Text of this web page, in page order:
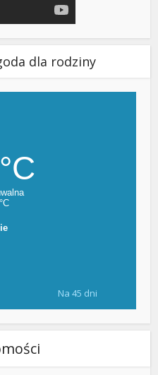
dla rodziny
Na 45 dni